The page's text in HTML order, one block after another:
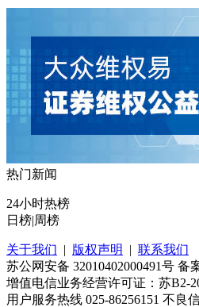
热门新闻
24小时热榜
日榜|周榜
关于我们 | 版权声明 | 联系我们
苏公网安备 32010402000491号 备
增值电信业务经营许可证：苏B2-
用户服务热线 025-86256151 不良